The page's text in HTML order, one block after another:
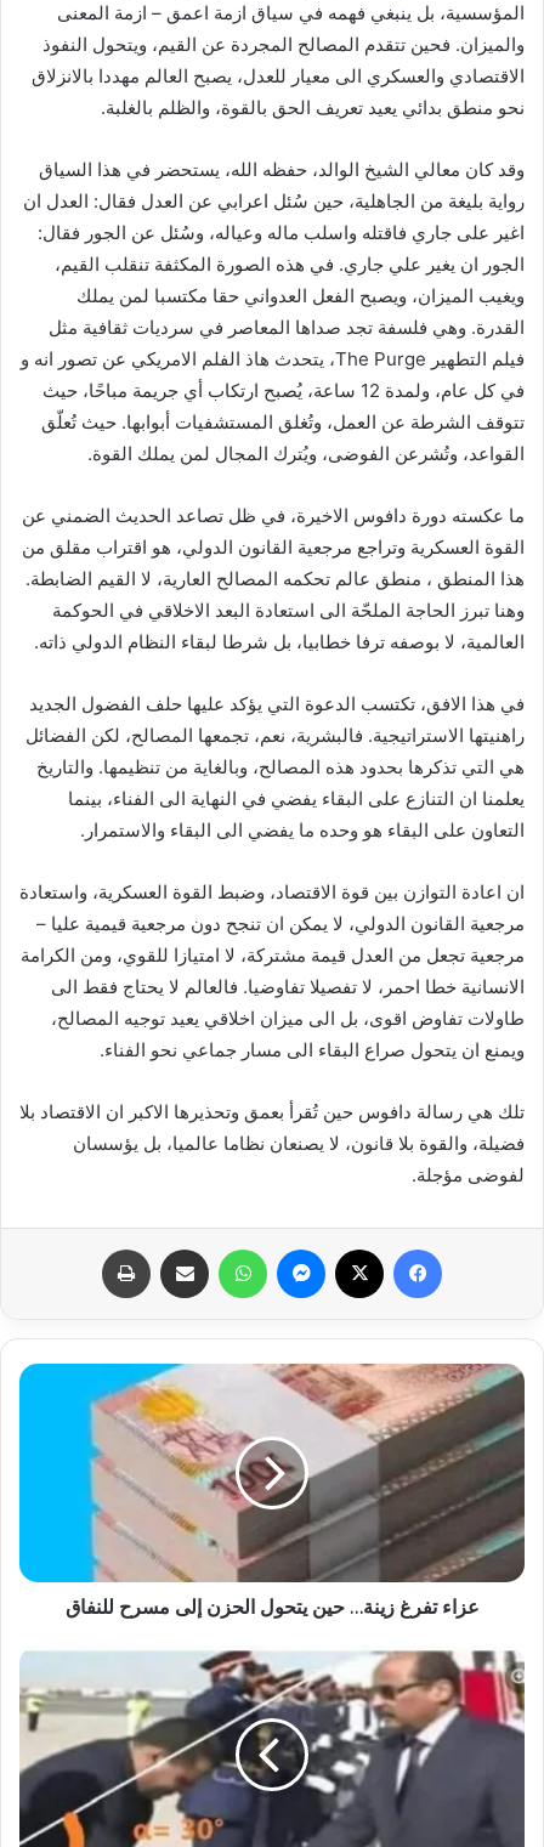
المؤسسية، بل ينبغي فهمه في سياق ازمة اعمق – ازمة المعنى
والميزان. فحين تتقدم المصالح المجردة عن القيم، ويتحول النفوذ
الاقتصادي والعسكري الى معيار للعدل، يصبح العالم مهددا بالانزلاق
نحو منطق بدائي يعيد تعريف الحق بالقوة، والظلم بالغلبة.
وقد كان معالي الشيخ الوالد، حفظه الله، يستحضر في هذا السياق
رواية بليغة من الجاهلية، حين سُئل اعرابي عن العدل فقال: العدل ان
اغير على جاري فاقتله واسلب ماله وعياله، وسُئل عن الجور فقال:
الجور ان يغير علي جاري. في هذه الصورة المكثفة تنقلب القيم،
ويغيب الميزان، ويصبح الفعل العدواني حقا مكتسبا لمن يملك
القدرة. وهي فلسفة تجد صداها المعاصر في سرديات ثقافية مثل
فيلم التطهير The Purge، يتحدث هاذ الفلم الامريكي عن تصور انه و
في كل عام، ولمدة 12 ساعة، يُصبح ارتكاب أي جريمة مباحًا، حيث
تتوقف الشرطة عن العمل، وتُغلق المستشفيات أبوابها. حيث تُعلّق
القواعد، وتُشرعن الفوضى، ويُترك المجال لمن يملك القوة.
ما عكسته دورة دافوس الاخيرة، في ظل تصاعد الحديث الضمني عن
القوة العسكرية وتراجع مرجعية القانون الدولي، هو اقتراب مقلق من
هذا المنطق ، منطق عالم تحكمه المصالح العارية، لا القيم الضابطة.
وهنا تبرز الحاجة الملحّة الى استعادة البعد الاخلاقي في الحوكمة
العالمية، لا بوصفه ترفا خطابيا، بل شرطا لبقاء النظام الدولي ذاته.
في هذا الافق، تكتسب الدعوة التي يؤكد عليها حلف الفضول الجديد
راهنيتها الاستراتيجية. فالبشرية، نعم، تجمعها المصالح، لكن الفضائل
هي التي تذكرها بحدود هذه المصالح، وبالغاية من تنظيمها. والتاريخ
يعلمنا ان التنازع على البقاء يفضي في النهاية الى الفناء، بينما
التعاون على البقاء هو وحده ما يفضي الى البقاء والاستمرار.
ان اعادة التوازن بين قوة الاقتصاد، وضبط القوة العسكرية، واستعادة
مرجعية القانون الدولي، لا يمكن ان تنجح دون مرجعية قيمية عليا –
مرجعية تجعل من العدل قيمة مشتركة، لا امتيازا للقوي، ومن الكرامة
الانسانية خطا احمر، لا تفصيلا تفاوضيا. فالعالم لا يحتاج فقط الى
طاولات تفاوض اقوى، بل الى ميزان اخلاقي يعيد توجيه المصالح،
ويمنع ان يتحول صراع البقاء الى مسار جماعي نحو الفناء.
تلك هي رسالة دافوس حين تُقرأ بعمق وتحذيرها الاكبر ان الاقتصاد بلا
فضيلة، والقوة بلا قانون، لا يصنعان نظاما عالميا، بل يؤسسان
لفوضى مؤجلة.
فيسبوك ماسنجر واتساب مشاركة عبر البريد
عزاء تفرغ زينة… حين يتحول الحزن إلى مسرح للنفاق